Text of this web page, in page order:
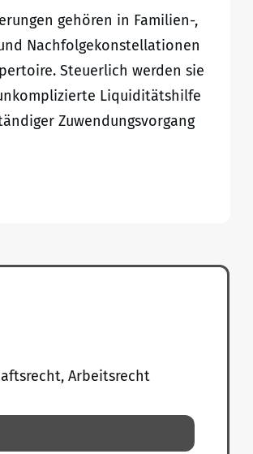
gehören in Familien-,
Nachfolgekonstellationen
Steuerlich werden sie
Liquiditätshilfe
Zuwendungsvorgang
Arbeitsrecht